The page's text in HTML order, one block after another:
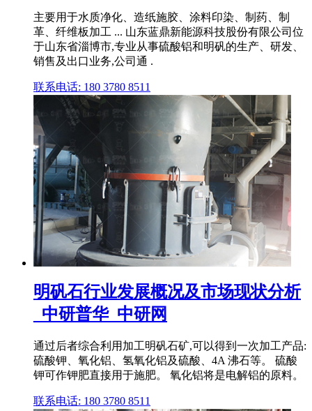
主要用于水质净化、造纸施胶、涂料印染、制药、制
革、纤维板加工 ... 山东蓝鼎新能源科技股份有限公司位
于山东省淄博市,专业从事硫酸铝和明矾的生产、研发、
销售及出口业务,公司通 .
联系电话: 180 3780 8511
明矾石行业发展概况及市场现状分析
_中研普华_中研网
通过后者综合利用加工明矾石矿,可以得到一次加工产品:
硫酸钾、氧化铝、氢氧化铝及硫酸、4A 沸石等。 硫酸
钾可作钾肥直接用于施肥。 氧化铝将是电解铝的原料。
联系电话: 180 3780 8511